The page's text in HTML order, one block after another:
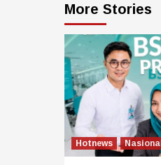
More Stories
Hotnews Nasional